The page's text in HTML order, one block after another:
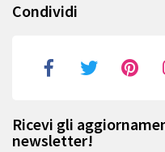
Condividi
Ricevi gli
newsletter!